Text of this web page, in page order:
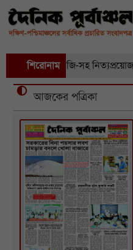
শিরোনাম
বাজারে সবজি-সহ
আজকের পত্রিকা